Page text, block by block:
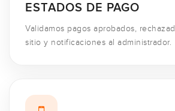
ESTADOS DE PAGO
Validamos pagos aprobados,
sitio y notificaciones al administrador.